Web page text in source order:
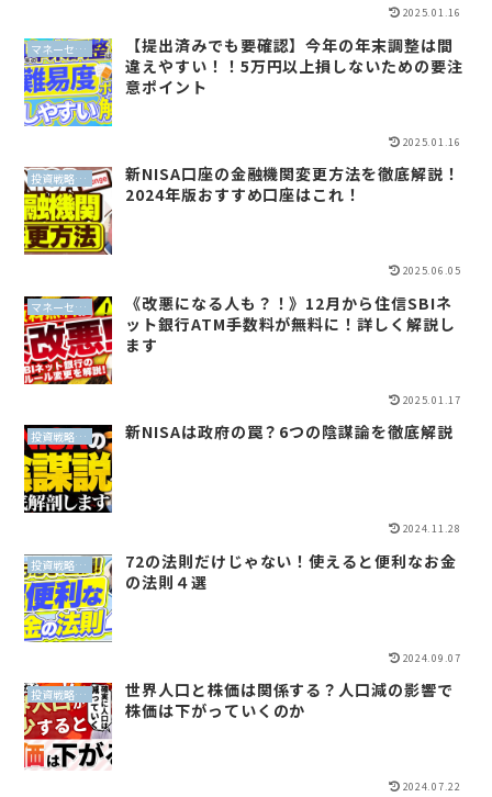
2025.01.16
マネーセンスイズム
【提出済みでも要確認】今年の年末調整は間
違えやすい！！5万円以上損しないための要注
意ポイント
2025.01.16
投資戦略（全世界投資）
新NISA口座の金融機関変更方法を徹底解説！
2024年版おすすめ口座はこれ！
2025.06.05
マネーセンスイズム
《改悪になる人も？！》12月から住信SBIネ
ット銀行ATM手数料が無料に！詳しく解説し
ます
2025.01.17
投資戦略（全世界投資） 新NISAは政府の罠？6つの陰謀論を徹底解説
2024.11.28
投資戦略（全世界投資）
72の法則だけじゃない！使えると便利なお金
の法則４選
2024.09.07
投資戦略（全世界投資）
世界人口と株価は関係する？人口減の影響で
株価は下がっていくのか
2024.07.22